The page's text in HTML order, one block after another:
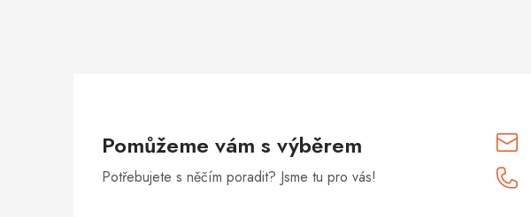
Pomůžeme vám s výběrem
Potřebujete s něčím poradit? Jsme tu pro vás!